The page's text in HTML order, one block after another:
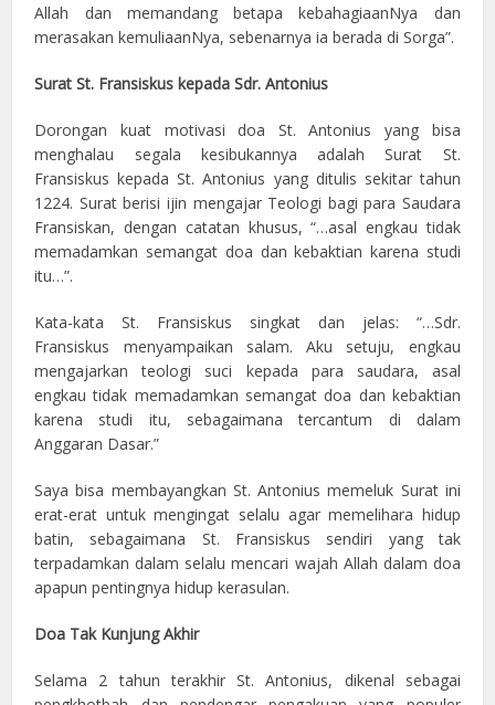
Allah dan memandang betapa kebahagiaanNya dan
merasakan kemuliaanNya, sebenarnya ia berada di Sorga”.
Surat St. Fransiskus kepada Sdr. Antonius
Dorongan kuat motivasi doa St. Antonius yang bisa
menghalau segala kesibukannya adalah Surat St.
Fransiskus kepada St. Antonius yang ditulis sekitar tahun
1224. Surat berisi ijin mengajar Teologi bagi para Saudara
Fransiskan, dengan catatan khusus, “…asal engkau tidak
memadamkan semangat doa dan kebaktian karena studi
itu…”.
Kata-kata St. Fransiskus singkat dan jelas: “…Sdr.
Fransiskus menyampaikan salam. Aku setuju, engkau
mengajarkan teologi suci kepada para saudara, asal
engkau tidak memadamkan semangat doa dan kebaktian
karena studi itu, sebagaimana tercantum di dalam
Anggaran Dasar.”
Saya bisa membayangkan St. Antonius memeluk Surat ini
erat-erat untuk mengingat selalu agar memelihara hidup
batin, sebagaimana St. Fransiskus sendiri yang tak
terpadamkan dalam selalu mencari wajah Allah dalam doa
apapun pentingnya hidup kerasulan.
Doa Tak Kunjung Akhir
Selama 2 tahun terakhir St. Antonius, dikenal sebagai